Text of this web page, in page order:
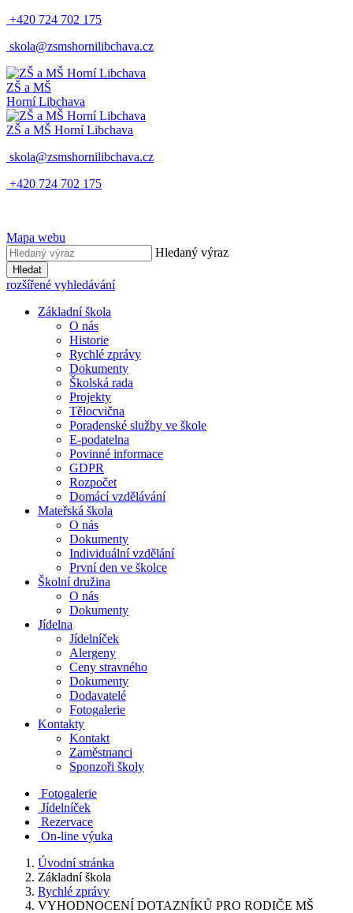
+420 724 702 175
skola@zsmshornilibchava.cz
ZŠ a MŠ
Horní Libchava
ZŠ a MŠ Horní Libchava
skola@zsmshornilibchava.cz
+420 724 702 175
Mapa webu
Hledaný výraz
Hledat
rozšířené vyhledávání
Základní škola
O nás
Historie
Rychlé zprávy
Dokumenty
Školská rada
Projekty
Tělocvična
Poradenské služby ve škole
E-podatelna
Povinné informace
GDPR
Rozpočet
Domácí vzdělávání
Mateřská škola
O nás
Dokumenty
Individuální vzdělání
První den ve školce
Školní družina
O nás
Dokumenty
Jídelna
Jídelníček
Alergeny
Ceny stravného
Dokumenty
Dodavatelé
Fotogalerie
Kontakty
Kontakt
Zaměstnanci
Sponzoři školy
Fotogalerie
Jídelníček
Rezervace
On-line výuka
Úvodní stránka
Základní škola
Rychlé zprávy
VYHODNOCENÍ DOTAZNÍKŮ PRO RODIČE MŠ